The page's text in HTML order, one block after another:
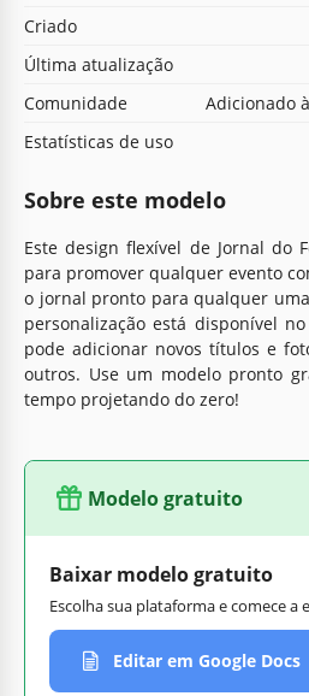
Criado
Última atualização
Comunidade
Adicionado
Estatísticas de uso
Sobre este modelo
Este design flexível de Jornal do
para promover qualquer evento
o jornal pronto para qualquer
personalização está disponível
pode adicionar novos títulos e
outros. Use um modelo pronto
tempo projetando do zero!
Modelo gratuito
Baixar modelo gratuito
Escolha sua plataforma e comece
Editar em Google Docs